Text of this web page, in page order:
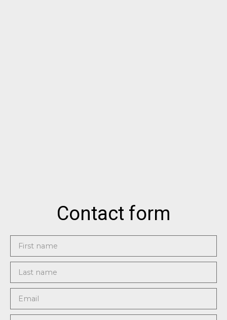
Contact form
First name
Last name
Email